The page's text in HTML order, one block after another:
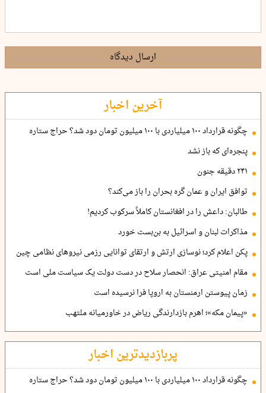
ارسال دیدگاه
آخرین اخبار
چگونه قرارداد ۱۰۰ میلیاردی با ۱۰۰ میلیون تومان دود شد؟ حراج ستاره
پنجره‌ای که باز نشد
۲۴۱ دقیقه جنون
توافق ایران و عمان گره بحران را باز می‌کند؟
طالبان: داعش را در افغانستان کاملاً سرکوب کردیم!
مذاکرات لبنان و اسرائیل به بن‌بست خورد
پکن اعلام کرد؛ نوسازی ارتش و ارتقای توانایی رزمی نیروهای نظامی چین
مقام امنیتی عراق: انحصار سلاح در دست دولت یک سیاست ملی است
زمان پیوستن ارمنستان به اروپا فرا نرسیده است
«پیمان مکه»؛ اهرم بازدارندگی ریاض در خاورمیانه ملتهب
پربازدیدترین اخبار
چگونه قرارداد ۱۰۰ میلیاردی با ۱۰۰ میلیون تومان دود شد؟ حراج ستاره